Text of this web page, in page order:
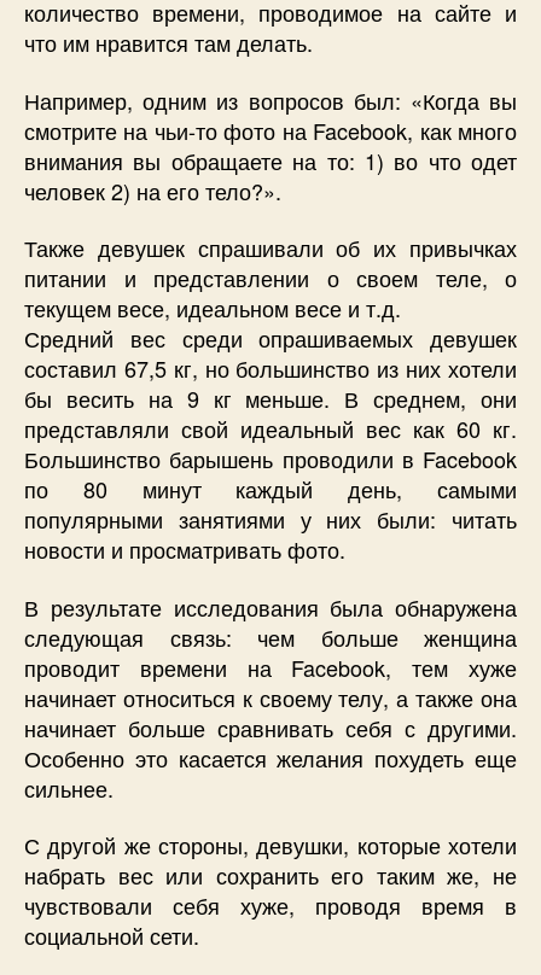
количество времени, проводимое на сайте и
что им нравится там делать.
Например, одним из вопросов был: «Когда вы
смотрите на чьи-то фото на Facebook, как много
внимания вы обращаете на то: 1) во что одет
человек 2) на его тело?».
Также девушек спрашивали об их привычках
питании и представлении о своем теле, о
текущем весе, идеальном весе и т.д.
Средний вес среди опрашиваемых девушек
составил 67,5 кг, но большинство из них хотели
бы весить на 9 кг меньше. В среднем, они
представляли свой идеальный вес как 60 кг.
Большинство барышень проводили в Facebook
по 80 минут каждый день, самыми
популярными занятиями у них были: читать
новости и просматривать фото.
В результате исследования была обнаружена
следующая связь: чем больше женщина
проводит времени на Facebook, тем хуже
начинает относиться к своему телу, а также она
начинает больше сравнивать себя с другими.
Особенно это касается желания похудеть еще
сильнее.
С другой же стороны, девушки, которые хотели
набрать вес или сохранить его таким же, не
чувствовали себя хуже, проводя время в
социальной сети.